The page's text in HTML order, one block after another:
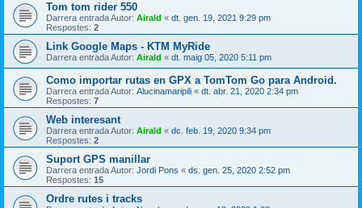
Tom tom rider 550
Darrera entrada Autor: Airald « dt. gen. 19, 2021 9:29 pm
Respostes: 2
Link Google Maps - KTM MyRide
Darrera entrada Autor: Airald « dt. maig 05, 2020 5:11 pm
Como importar rutas en GPX a TomTom Go para Android.
Darrera entrada Autor: Alucinamaripili « dt. abr. 21, 2020 2:34 pm
Respostes: 7
Web interesant
Darrera entrada Autor: Airald « dc. feb. 19, 2020 9:34 pm
Respostes: 2
Suport GPS manillar
Darrera entrada Autor: Jordi Pons « ds. gen. 25, 2020 2:52 pm
Respostes: 15
Ordre rutes i tracks